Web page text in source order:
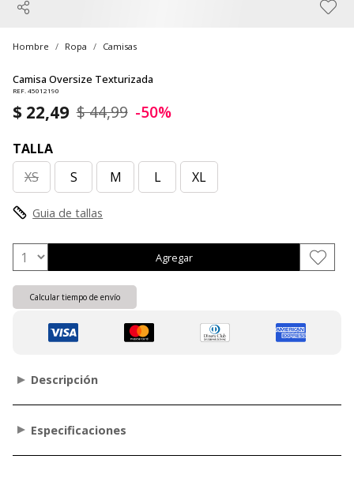
Hombre Ropa Camisas
Camisa Oversize Texturizada
REF. 45012190
$ 22,49 $ 44,99 -50%
TALLA
XS
S M L XL
Guia de tallas
Agregar
Calcular tiempo de envío
Descripción
Especificaciones